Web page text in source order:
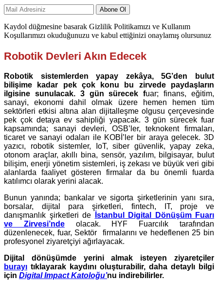
Kaydol düğmesine basarak Gizlilik Politikamızı ve Kullanım
Koşullarımızı okuduğunuzu ve kabul ettiğinizi onaylamış olursunuz
Robotik Devleri Akın Edecek
Robotik
sistemlerden yapay zekâya, 5G’den bulut
bilişime kadar pek çok konu bu zirvede paydaşların
ilgisine sunulacak. 3 gün sürecek fuar; finans, eğitim,
sanayi, ekonomi dahil olmak üzere hemen hemen tüm
sektörleri etkisi altına alan dijitalleşme olgusu çerçevesinde
pek çok detaya ev sahipliği yapacak. 3 gün sürecek fuar
kapsamında; sanayi devleri, OSB’ler, teknokent firmaları,
ticaret ve sanayi odaları ile KOBİ’ler bir araya gelecek. 3D
yazıcı, robotik sistemler, IoT, siber güvenlik, yapay zeka,
otonom araçlar, akıllı bina, sensör, yazılım, bilgisayar, bulut
bilişim, enerji yönetim sistemleri, iş zekası ve büyük veri gibi
alanlarda faaliyet gösteren firmalar da bu önemli fuarda
katılımcı olarak yerini alacak.
Bunun yanında; bankalar ve sigorta şirketlerinin yanı sıra,
borsalar, dijital para şirketleri, fintech, IT, proje ve
danışmanlık şirketleri de
İstanbul Digital Dönüşüm Fuarı
ve Zirvesi’ndeolacak. HYF Fuarcılık tarafından
düzenlenecek, fuar, Sektör firmalarını ve hedeflenen 25 bin
profesyonel ziyaretçiyi ağırlayacak.
Dijital dönüşümde yerini almak isteyen ziyaretçiler
burayı tıklayarak kaydını oluşturabilir, daha detaylı bilgi
için Digital Impact Katoloğu’nu indirebilirler.